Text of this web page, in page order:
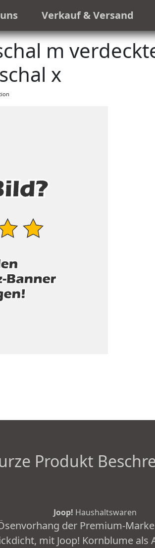
Verkauf & Versand
m
x
Produkt
Joop! Haushaltswaren
der Premium-Marke
mit Joop! Kornblume als